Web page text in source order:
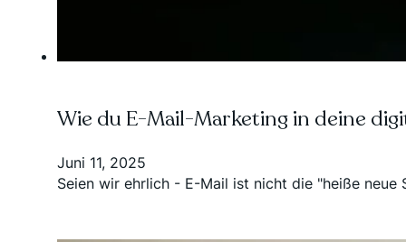
Wie du E-Mail-Marketing in deine
Juni 11, 2025
Seien wir ehrlich - E-Mail ist nicht die "heiße